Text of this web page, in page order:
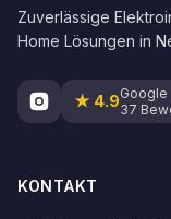
Zuverlässige
Home Lösungen in
★ 4.9Google
37
KONTAKT